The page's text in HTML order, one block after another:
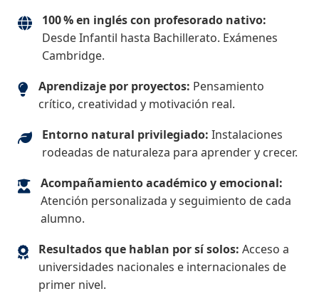
100 % en inglés con profesorado nativo:
Desde Infantil hasta Bachillerato. Exámenes
Cambridge.
Aprendizaje por proyectos: Pensamiento
crítico, creatividad y motivación real.
Entorno natural privilegiado: Instalaciones
rodeadas de naturaleza para aprender y crecer.
Acompañamiento académico y emocional:
Atención personalizada y seguimiento de cada
alumno.
Resultados que hablan por sí solos: Acceso a
universidades nacionales e internacionales de
primer nivel.